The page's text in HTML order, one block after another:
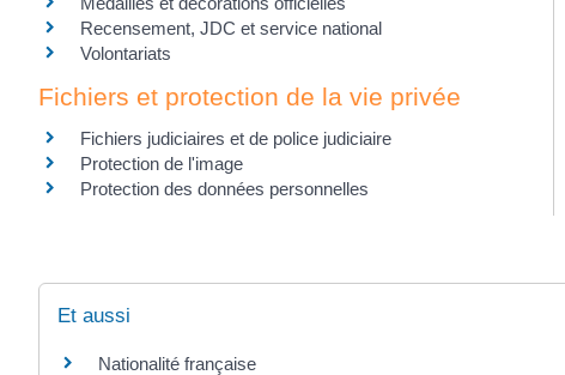
Recensement, JDC et service national
Volontariats
Fichiers et protection de la vie privée
Fichiers judiciaires et de police judiciaire
Protection de l'image
Protection des données personnelles
Et aussi
Nationalité française